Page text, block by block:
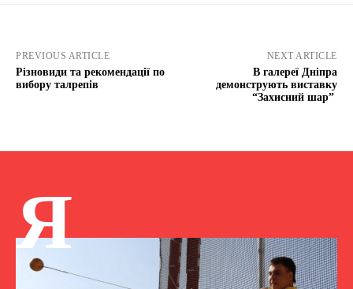
PREVIOUS ARTICLE
Різновиди та рекомендації по
вибору талрепів
NEXT ARTICLE
В галереї Дніпра
демонструють виставку
“Захисний шар”
Я